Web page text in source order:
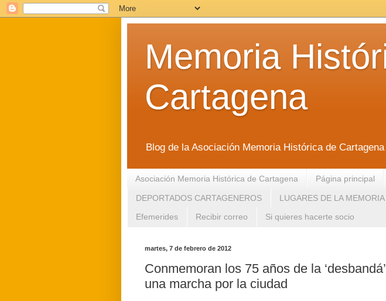
Memoria
Cartagena
Blog de la Asociación Memoria Histórica de Cartagena
Asociación Memoria Histórica de Cartagena Página principal
DEPORTADOS CARTAGENEROS LUGARES DE LA MEMORIA
Efemerides Recibir correo Si quieres hacerte socio
martes, 7 de febrero de 2012
Conmemoran los 75 años de la
una marcha por la ciudad